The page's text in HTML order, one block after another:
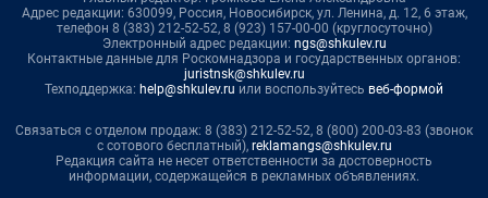
Адрес редакции: 630099, Россия, Новосибирск, ул. Ленина, д. 12, 6 этаж,
телефон 8 (383) 212-52-52, 8 (923) 157-00-00 (круглосуточно)
Электронный адрес редакции: ngs@shkulev.ru
Контактные данные для Роскомнадзора и государственных органов:
juristnsk@shkulev.ru
Техподдержка: help@shkulev.ru или воспользуйтесь веб-формой
Связаться с отделом продаж: 8 (383) 212-52-52, 8 (800) 200-03-83 (звонок
с сотового бесплатный), reklamangs@shkulev.ru
Редакция сайта не несет ответственности за достоверность
информации, содержащейся в рекламных объявлениях.